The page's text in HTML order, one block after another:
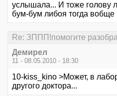
услышала... И тоже голову
бум-бум либоя тогда
Re: ЗППП!помогите
Демирел
11 - 08.05.2010 - 18:30
10-kiss_kino >Может, в
другого доктора...